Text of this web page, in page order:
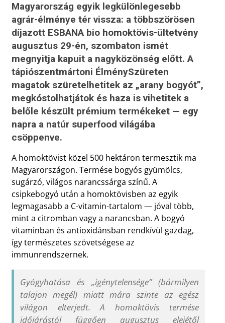
Magyarország egyik legkülönlegesebb
agrár-élménye tér vissza: a többszörösen
díjazott ESBANA bio homoktövis-ültetvény
augusztus 29-én, szombaton ismét
megnyitja kapuit a nagyközönség előtt. A
tápiószentmártoni ÉlménySzüreten
magatok szüretelhetitek az „arany bogyót”,
megkóstolhatjátok és haza is vihetitek a
belőle készült prémium termékeket — egy
napra a natúr superfood világába
csöppenve.
A homoktövist közel 500 hektáron termesztik ma
Magyarországon. Termése bogyós gyümölcs,
sugárzó, világos narancssárga színű. A
csipkebogyó után a homoktövisben az egyik
legmagasabb a C-vitamin-tartalom — jóval több,
mint a citromban vagy a narancsban. A bogyó
vitaminban és antioxidánsban rendkívül gazdag,
így természetes szövetségese az
immunrendszernek.
Gyógyhatása és „igénytelensége” (bármilyen
talajon megél) miatt mára szinte az egész
világon elterjedt. A homoktövis termése
időjárástól függően augusztus elejétől